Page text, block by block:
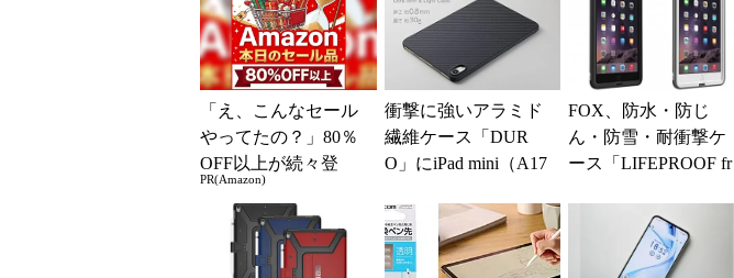
「え、こんなセール
やってたの？」80％
OFF以上が続々登
場！Amazonの本気が
凄すぎる
PR(Amazon)
衝撃に強いアラミド
繊維ケース「DUR
O」にiPad mini（A17
場 第6...
FOX、防水・防じ
ん・防雪・耐衝撃ケ
ース「LIFEPROOF fr